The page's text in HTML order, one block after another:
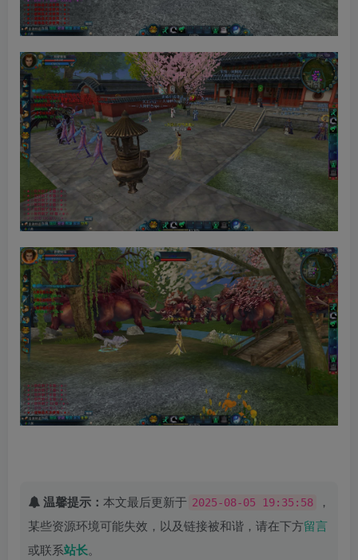
温馨提示： 本文最后更新于 2025-08-05 19:35:58
，
某些资源环境可能失效，以及链接被和谐，请在下方留言
或联系站长。